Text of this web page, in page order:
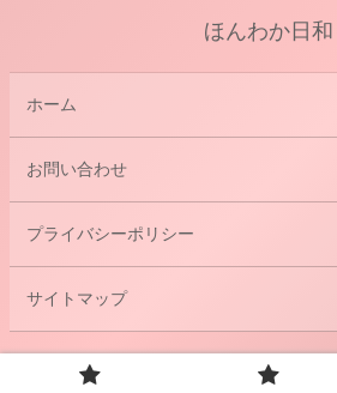
ほんわか日和
ホーム
お問い合わせ
プライバシーポリシー
サイトマップ
© 2021 ほんわか日